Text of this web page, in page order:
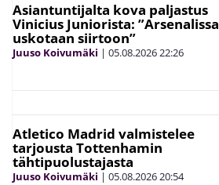
Asiantuntijalta kova paljastus
Vinicius Juniorista: ”Arsenalissa
uskotaan siirtoon”
Juuso Koivumäki | 05.08.202622:26
Atletico Madrid valmistelee
tarjousta Tottenhamin
tähtipuolustajasta
Juuso Koivumäki | 05.08.202620:54